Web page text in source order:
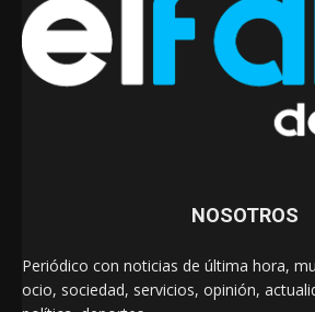
NOSOTROS
Periódico con noticias de última hora,
ocio, sociedad, servicios, opinión,